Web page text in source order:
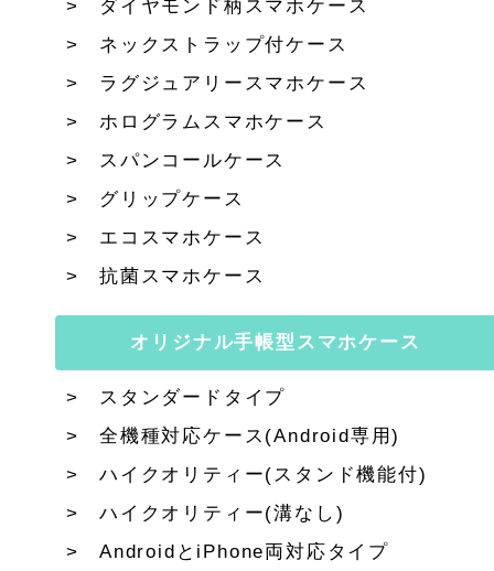
ダイヤモンド柄スマホケース
ネックストラップ付ケース
ラグジュアリースマホケース
ホログラムスマホケース
スパンコールケース
グリップケース
エコスマホケース
抗菌スマホケース
オリジナル手帳型スマホケース
スタンダードタイプ
全機種対応ケース(Android専用)
ハイクオリティー(スタンド機能付)
ハイクオリティー(溝なし)
AndroidとiPhone両対応タイプ